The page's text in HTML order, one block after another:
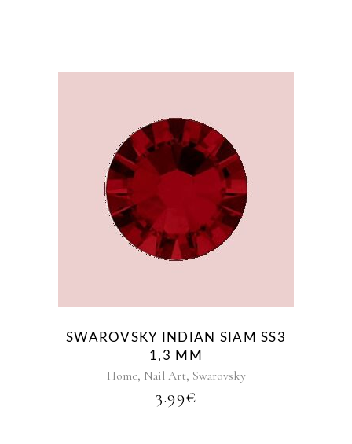
SWAROVSKY INDIAN SIAM SS3
1,3 MM
Home, Nail Art, Swarovsky
3.99€